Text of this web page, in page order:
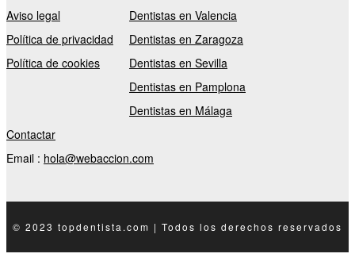
Aviso legal
Política de privacidad
Política de cookies
Dentistas en Valencia
Dentistas en Zaragoza
Dentistas en Sevilla
Dentistas en Pamplona
Dentistas en Málaga
Contactar
Email : hola@webaccion.com
© 2023 topdentista.com | Todos los derechos reservados